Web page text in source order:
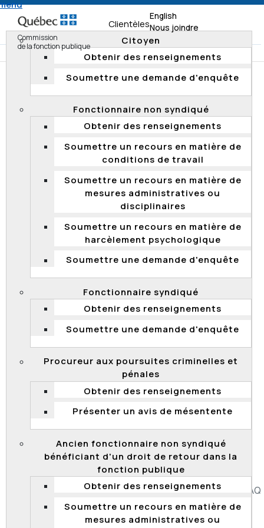
Commission
de la fonction publique
English
Nous joindre
Clientèles
Citoyen
Obtenir des renseignements
Soumettre une demande d'enquête
Fonctionnaire non syndiqué
Obtenir des renseignements
Soumettre un recours en matière de
conditions de travail
Soumettre un recours en matière de
mesures administratives ou
disciplinaires
Soumettre un recours en matière de
harcèlement psychologique
Soumettre une demande d'enquête
Fonctionnaire syndiqué
Obtenir des renseignements
Soumettre une demande d'enquête
Procureur aux poursuites criminelles et
pénales
Obtenir des renseignements
Présenter un avis de mésentente
Ancien fonctionnaire non syndiqué
bénéficiant d'un droit de retour dans la
fonction publique
Obtenir des renseignements
Soumettre un recours en matière de
mesures administratives ou
Accueil Documentation
Décisions
Décisions 2017
Correction raisonnable – Procédure d’évaluation d’un
processus de qualification en vue de la promotion
Correction raisonnable – Procédure
d’évaluation d’un processus de
qualification en vue de la promotion
déposé, en vertu de l'article 35 de laLoi sur la fonction
, par un candidat ayant échoué à une
procédure d’évaluation tenue par le ministère de la
qualification en vue de la promotion d’un chef d’unité
en établissement de détention, cadre, classe 7. Le
candidat estime que la correction de l’examen est
et juge la correction raisonnable. En conséquence, le
candidat n’a pas réussi à démontrer que la procédure
d’évaluation utilisée est entachée d’une illégalité ou
2017 QCCFP 53
Processus de qualification en vue de la promotion –
évaluation écrite – correction raisonnable – aucune
illégalité ou irrégularité – appel rejeté.
Accessibilité Plan du site Diffusion de l'information
FAQ
Liens utiles Carrière Politique de confidentialité